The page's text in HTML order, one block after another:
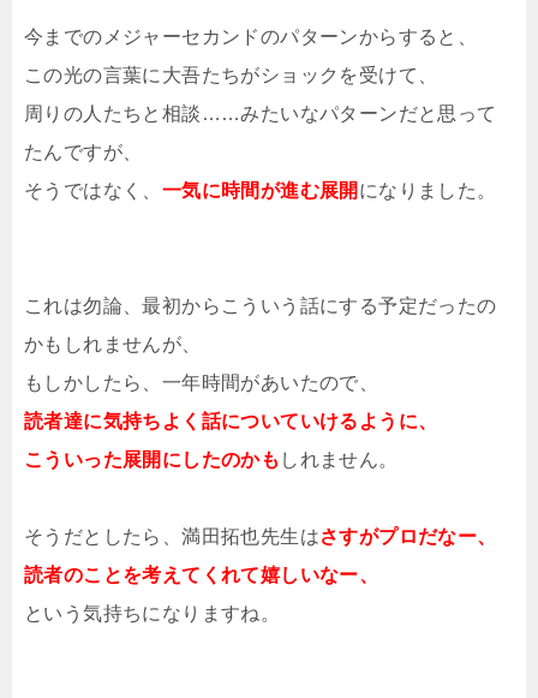
今までのメジャーセカンドのパターンからすると、
この光の言葉に大吾たちがショックを受けて、
周りの人たちと相談……みたいなパターンだと思って
たんですが、
そうではなく、 一気に時間が進む展開 になりました。
これは勿論、最初からこういう話にする予定だったの
かもしれませんが、
もしかしたら、一年時間があいたので、
読者達に気持ちよく話についていけるように、
こういった展開にしたのかも しれません。
そうだとしたら、満田拓也先生はさすがプロだなー、
読者のことを考えてくれて嬉しいなー、
という気持ちになりますね。